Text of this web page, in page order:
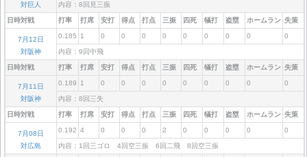
対巨人
内容：8回見三振
日時対戦 打率 打席 安打 得点 打点 三振 四死 犠打 盗塁 ホームラン 失策
7月12日
対阪神
0.185 1 0 0 0 0 0 0 0 0 0
内容：9回中飛
日時対戦 打率 打席 安打 得点 打点 三振 四死 犠打 盗塁 ホームラン 失策
7月11日
対阪神
0.189 1 0 0 0 0 0 0 0 0 0
内容：8回三失
日時対戦 打率 打席 安打 得点 打点 三振 四死 犠打 盗塁 ホームラン 失策
7月08日
対広島
0.192 4 0 0 0 2 0 0 0 0 0
内容：1回三ゴロ 4回空三振 6回二飛 8回空三振